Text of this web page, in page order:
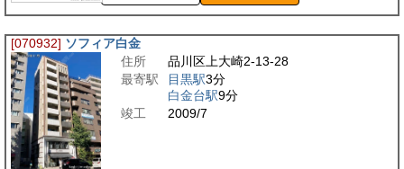
[070932] ソフィア白金
住所
品川区上大崎2-13-28
最寄駅
目黒駅3分
白金台駅9分
竣工
2009/7